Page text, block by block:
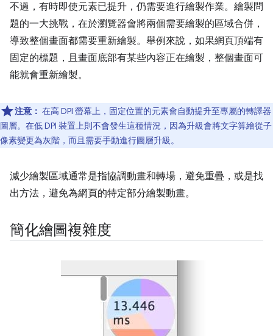
不過，有時即使元素已提升，仍需要進行繪製作業。繪製問
題的一大挑戰，在於瀏覽器會將兩個需要繪製的區域合併，
導致整個畫面都需要重新繪製。舉例來說，如果網頁頂端有
固定的標題，且畫面底部有某些內容正在繪製，整個畫面可
能就會重新繪製。
注意： 在高 DPI 螢幕上，固定位置的元素會自動提升至專屬的轉譯器
圖層。在低 DPI 裝置上則不會發生這種情況，因為升級會將文字算繪從子
像素變更為灰階，而且需要手動進行圖層升級。
減少繪製區域通常是指協調動畫和轉場，避免重疊，或是找
出方法，避免為網頁的特定部分繪製動畫。
簡化繪圖複雜度